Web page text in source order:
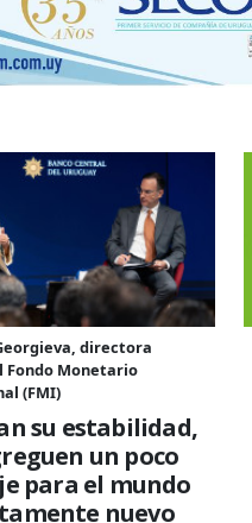
directora
Fondo Monetario
(FMI)
su estabilidad,
un poco
para el mundo
nuevo